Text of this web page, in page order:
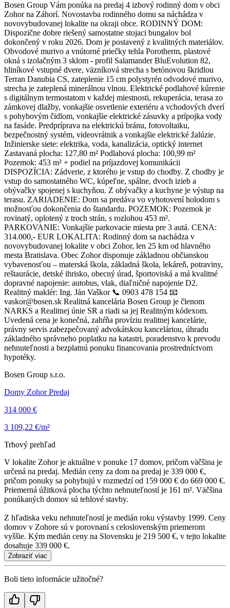
Bosen Group Vám ponúka na predaj 4 izbový rodinný dom v obci
Zohor na Záhorí. Novostavba rodinného domu sa náchádza v
novovybudovanej lokalite na okraji obce. RODINNÝ DOM:
Dispozične dobre riešený samostatne stojaci bungalov bol
dokončený v roku 2026. Dom je postavený z kvalitných materiálov.
Obvodové murivo a vnútorné priečky tehla Porotherm, plastové
okná s izolačným 3 sklom - profil Salamander BluEvolution 82,
hliníkové vstupné dvere, väzníková strecha s betónovou škridlou
Terran Danubia CS, zateplenie 15 cm polystyrén odvodové murivo,
strecha je zateplená minerálnou vlnou. Elektrické podlahové kúrenie
s digitálnym termostatom v každej miestnosti, rekuperácia, terasa zo
zámkovej dlažby, vonkajšie osvetlenie exteriéru a vchodových dverí
s pohybovým čidlom, vonkajšie elektrické zásuvky a prípojka vody
na fasáde. Predpríprava na elektrickú bránu, fotovoltaiku,
bezpečnostný systém, videovrátnik a vonkajšie elektrické žalúzie.
Inžinierske siete: elektrika, voda, kanalizácia, optický internet
Zastavaná plocha: 127,80 m² Podlahová plocha: 100,99 m²
Pozemok: 453 m² + podiel na príjazdovej komunikácii
DISPOZÍCIA: Zádverie, z ktorého je vstup do chodby. Z chodby je
vstup do samostatného WC, kúpeľne, spálne, dvoch izieb a
obývačky spojenej s kuchyňou. Z obývačky a kuchyne je výstup na
terasu. ZARIADENIE: Dom sa predáva vo vyhotovení holodom s
možnosťou dokončenia do štandardu. POZEMOK: Pozemok je
rovinatý, oplotený z troch strán, s rozlohou 453 m².
PARKOVANIE: Vonkajšie parkovacie miesta pre 3 autá. CENA:
314.000,- EUR LOKALITA: Rodinný dom sa nachádza v
novovybudovanej lokalite v obci Zohor, len 25 km od hlavného
mesta Bratislava. Obec Zohor disponuje základnou občianskou
vybavenosťou – materská škola, základná škola, lekáreň, potraviny,
reštaurácie, detské ihrisko, obecný úrad, športoviská a má kvalitné
dopravné napojenie: autobus, vlak, diaľničné napojenie D2.
Realitný maklér: Ing. Ján Vaškor 📞 0903 478 154 📧
vaskor@bosen.sk Realitná kancelária Bosen Group je členom
NARKS a Realitnej únie SR a riadi sa jej Realitným kódexom.
Uvedená cena je konečná, zahŕňa províziu realitnej kancelárie,
právny servis zabezpečovaný advokátskou kanceláriou, úhradu
základného správneho poplatku na katastri, poradenstvo k prevodu
nehnuteľnosti a bezplatnú ponuku financovania prostredníctvom
hypotéky.
Bosen Group s.r.o.
Domy Zohor Predaj
314 000 €
3 109,22 €/m²
Trhový prehľad
V lokalite Zohor je aktuálne v ponuke 17 domov, pričom väčšina je
určená na predaj. Medián ceny za dom na predaj je 339 000 €,
pričom ponuky sa pohybujú v rozmedzí od 159 000 € do 669 000 €.
Priemerná úžitková plocha týchto nehnuteľností je 161 m². Väčšina
ponúkaných domov sú tehlové stavby.
Z hľadiska veku nehnuteľností je medián roku výstavby 1999. Ceny
domov v Zohore sú v porovnaní s celoslovenským priemerom
vyššie. Kým medián ceny na Slovensku je 219 500 €, v tejto lokalite
dosahuje 339 000 €.
Zobraziť viac
Boli tieto informácie užitočné?